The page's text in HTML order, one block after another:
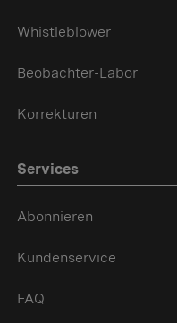
Whistleblower
Beobachter-Labor
Korrekturen
Services
Abonnieren
Kundenservice
FAQ